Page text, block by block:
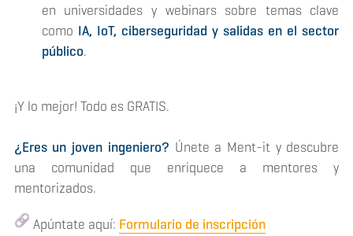
en universidades y webinars sobre temas clave
como IA, IoT, ciberseguridad y salidas en el sector
público.
¡Y lo mejor! Todo es GRATIS.
¿Eres un joven ingeniero? Únete a Ment-it y descubre
una comunidad que enriquece a mentores y
mentorizados.
Apúntate aquí: Formulario de inscripción